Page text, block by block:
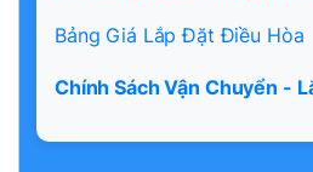
Bảng Giá Lắp Đặt Điều Hòa
Chính Sách Vận Chuyển -